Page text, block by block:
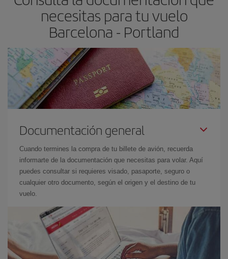
necesitas para tu vuelo
Barcelona - Portland
Documentación general
Cuando termines la compra de tu billete de avión, recuerda
informarte de la documentación que necesitas para volar. Aquí
puedes consultar si requieres visado, pasaporte, seguro o
cualquier otro documento, según el origen y el destino de tu
vuelo.